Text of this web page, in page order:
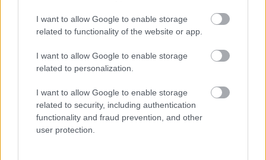
I want to allow Google to enable storage
related to functionality of the website or app.
I want to allow Google to enable storage
related to personalization.
I want to allow Google to enable storage
related to security, including authentication
functionality and fraud prevention, and other
user protection.